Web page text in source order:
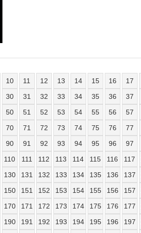
10 11 12 13 14 15 16 17
30 31 32 33 34 35 36 37
50 51 52 53 54 55 56 57
70 71 72 73 74 75 76 77
90 91 92 93 94 95 96 97
110 111 112 113 114 115 116 117
130 131 132 133 134 135 136 137
150 151 152 153 154 155 156 157
170 171 172 173 174 175 176 177
190 191 192 193 194 195 196 197